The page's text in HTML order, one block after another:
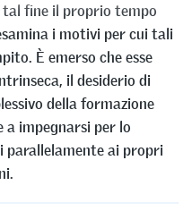
tal fine il proprio tempo
i motivi per cui tali
È emerso che esse
il desiderio di
della formazione
a impegnarsi per lo
parallelamente ai propri